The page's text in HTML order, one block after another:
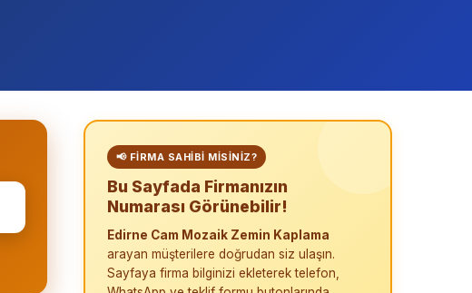
📢 FIRMA SAHIBI MISINIZ?
Bu Sayfada Firmanızın
Numarası Görünebilir!
Edirne Cam Mozaik Zemin Kaplama
arayan müşterilere doğrudan siz ulaşın.
Sayfaya firma bilginizi ekleterek telefon,